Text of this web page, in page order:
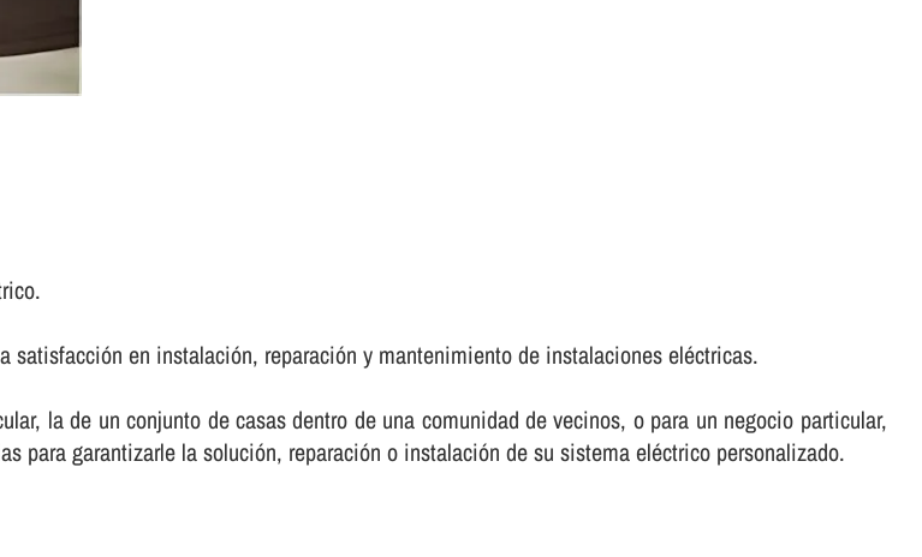
en instalación, reparación y mantenimiento de instalaciones eléctricas.
la de un conjunto de casas dentro de una comunidad de vecinos, o para un negocio particular,
para garantizarle la solución, reparación o instalación de su sistema eléctrico personalizado.